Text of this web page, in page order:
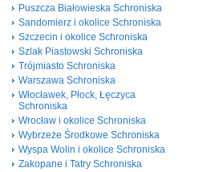
Puszcza Białowieska Schroniska
Sandomierz i okolice Schroniska
Szczecin i okolice Schroniska
Szlak Piastowski Schroniska
Trójmiasto Schroniska
Warszawa Schroniska
Włocławek, Płock, Łęczyca
Schroniska
Wrocław i okolice Schroniska
Wybrzeże Środkowe Schroniska
Wyspa Wolin i okolice Schroniska
Zakopane i Tatry Schroniska